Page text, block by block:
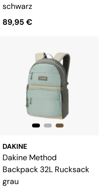
schwarz
89,95 €
DAKINE
Dakine Method
Backpack 32L Rucksack
grau